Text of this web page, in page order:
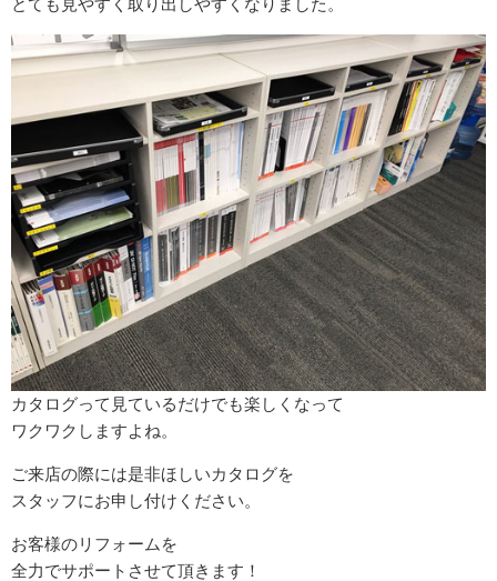
とても見やすく取り出しやすくなりました。
カタログって見ているだけでも楽しくなって
ワクワクしますよね。
ご来店の際には是非ほしいカタログを
スタッフにお申し付けください。
お客様のリフォームを
全力でサポートさせて頂きます！